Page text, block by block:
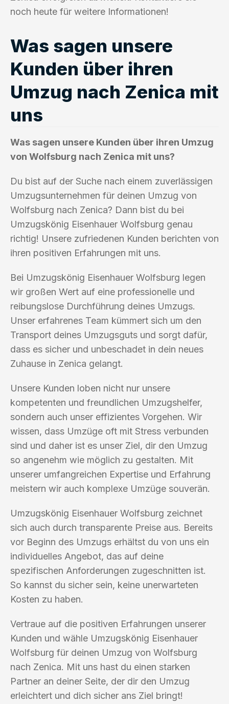
noch heute für weitere Informationen!
Was sagen unsere
Kunden über ihren
Umzug nach Zenica mit
uns
Was sagen unsere Kunden über ihren Umzug
von Wolfsburg nach Zenica mit uns?
Du bist auf der Suche nach einem zuverlässigen
Umzugsunternehmen für deinen Umzug von
Wolfsburg nach Zenica? Dann bist du bei
Umzugskönig Eisenhauer Wolfsburg genau
richtig! Unsere zufriedenen Kunden berichten von
ihren positiven Erfahrungen mit uns.
Bei Umzugskönig Eisenhauer Wolfsburg legen
wir großen Wert auf eine professionelle und
reibungslose Durchführung deines Umzugs.
Unser erfahrenes Team kümmert sich um den
Transport deines Umzugsguts und sorgt dafür,
dass es sicher und unbeschadet in dein neues
Zuhause in Zenica gelangt.
Unsere Kunden loben nicht nur unsere
kompetenten und freundlichen Umzugshelfer,
sondern auch unser effizientes Vorgehen. Wir
wissen, dass Umzüge oft mit Stress verbunden
sind und daher ist es unser Ziel, dir den Umzug
so angenehm wie möglich zu gestalten. Mit
unserer umfangreichen Expertise und Erfahrung
meistern wir auch komplexe Umzüge souverän.
Umzugskönig Eisenhauer Wolfsburg zeichnet
sich auch durch transparente Preise aus. Bereits
vor Beginn des Umzugs erhältst du von uns ein
individuelles Angebot, das auf deine
spezifischen Anforderungen zugeschnitten ist.
So kannst du sicher sein, keine unerwarteten
Kosten zu haben.
Vertraue auf die positiven Erfahrungen unserer
Kunden und wähle Umzugskönig Eisenhauer
Wolfsburg für deinen Umzug von Wolfsburg
nach Zenica. Mit uns hast du einen starken
Partner an deiner Seite, der dir den Umzug
erleichtert und dich sicher ans Ziel bringt!